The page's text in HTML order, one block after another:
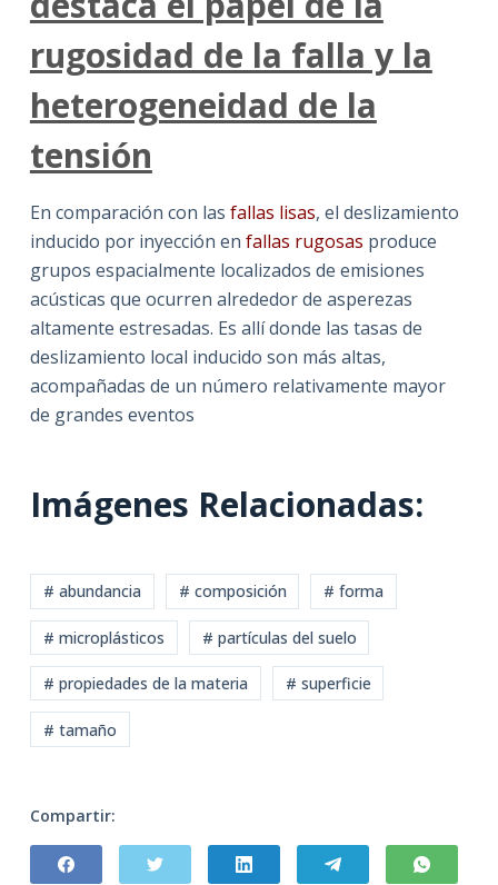
rugosidad de la falla y la
heterogeneidad de la
tensión
En comparación con las fallas lisas, el deslizamiento
inducido por inyección en fallas rugosas produce
grupos espacialmente localizados de emisiones
acústicas que ocurren alrededor de asperezas
altamente estresadas. Es allí donde las tasas de
deslizamiento local inducido son más altas,
acompañadas de un número relativamente mayor
de grandes eventos
Imágenes Relacionadas:
# abundancia # composición # forma
# microplásticos # partículas del suelo
# propiedades de la materia # superficie
# tamaño
Compartir: